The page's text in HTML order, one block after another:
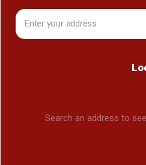
Search an address to